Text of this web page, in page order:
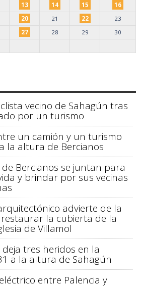
13 14 15
16
20 21 22
23
27 28 29
30
vecino de Sahagún tras
por un turismo
un camión y un turismo
la altura de Bercianos
de Bercianos se juntan para
y brindar por sus vecinas
advierte de la
la cubierta de la
de Villamol
deja tres heridos en la
a la altura de Sahagún
entre Palencia y